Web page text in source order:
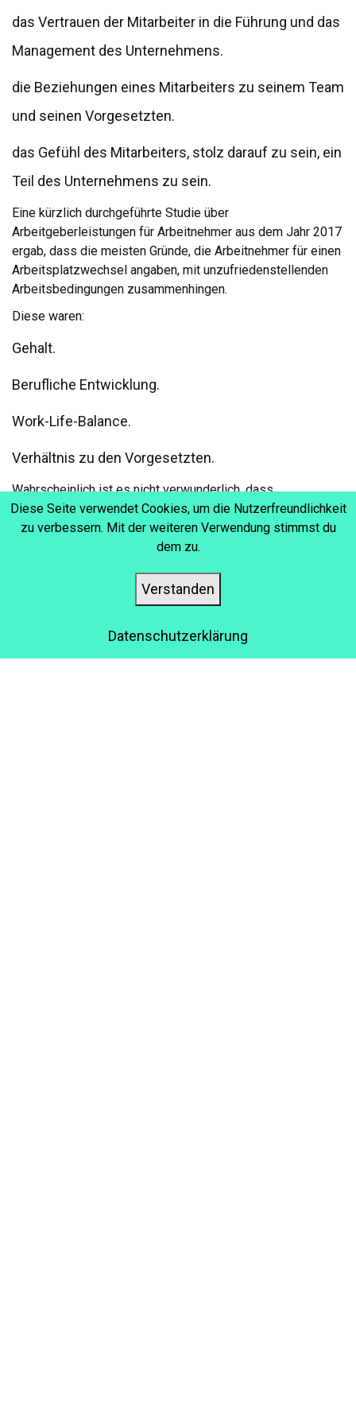
das Vertrauen der Mitarbeiter in die Führung und das
Management des Unternehmens.
die Beziehungen eines Mitarbeiters zu seinem Team
und seinen Vorgesetzten.
das Gefühl des Mitarbeiters, stolz darauf zu sein, ein
Teil des Unternehmens zu sein.
Eine kürzlich durchgeführte Studie über
Arbeitgeberleistungen für Arbeitnehmer aus dem Jahr 2017
ergab, dass die meisten Gründe, die Arbeitnehmer für einen
Arbeitsplatzwechsel angaben, mit unzufriedenstellenden
Arbeitsbedingungen zusammenhingen.
Diese waren:
Gehalt.
Berufliche Entwicklung.
Work-Life-Balance.
Verhältnis zu den Vorgesetzten.
Wahrscheinlich ist es nicht verwunderlich, dass
Unternehmen viel Zeit und Geld in verschiedene
Kommunikationsstrategien investieren, um das Engagement
ihrer Mitarbeiter zu verbessern.
WIE DAS
MITARBEITERENGAGEMENT
Diese Seite verwendet Cookies, um die Nutzerfreundlichkeit
zu verbessern. Mit der weiteren Verwendung stimmst du
dem zu.
Verstanden
Datenschutzerklärung